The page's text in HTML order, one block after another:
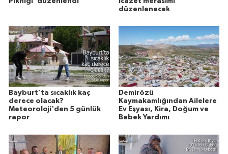
düzenlenecek
Bayburt’ta sıcaklık kaç
derece olacak?
Meteoroloji'den 5 günlük
rapor
Demirözü
Kaymakamlığından Ailelere
Ev Eşyası, Kira, Doğum ve
Bebek Yardımı